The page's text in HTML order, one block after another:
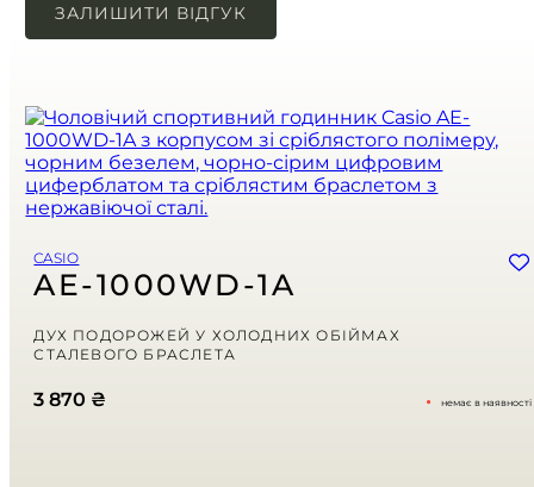
ЗАЛИШИТИ ВІДГУК
Назва*
Email*
Ваша оцінка
CASIO
AE-1000WD-1A
ДУХ ПОДОРОЖЕЙ У ХОЛОДНИХ ОБІЙМАХ
СТАЛЕВОГО БРАСЛЕТА
3 870 ₴ немає в наявності